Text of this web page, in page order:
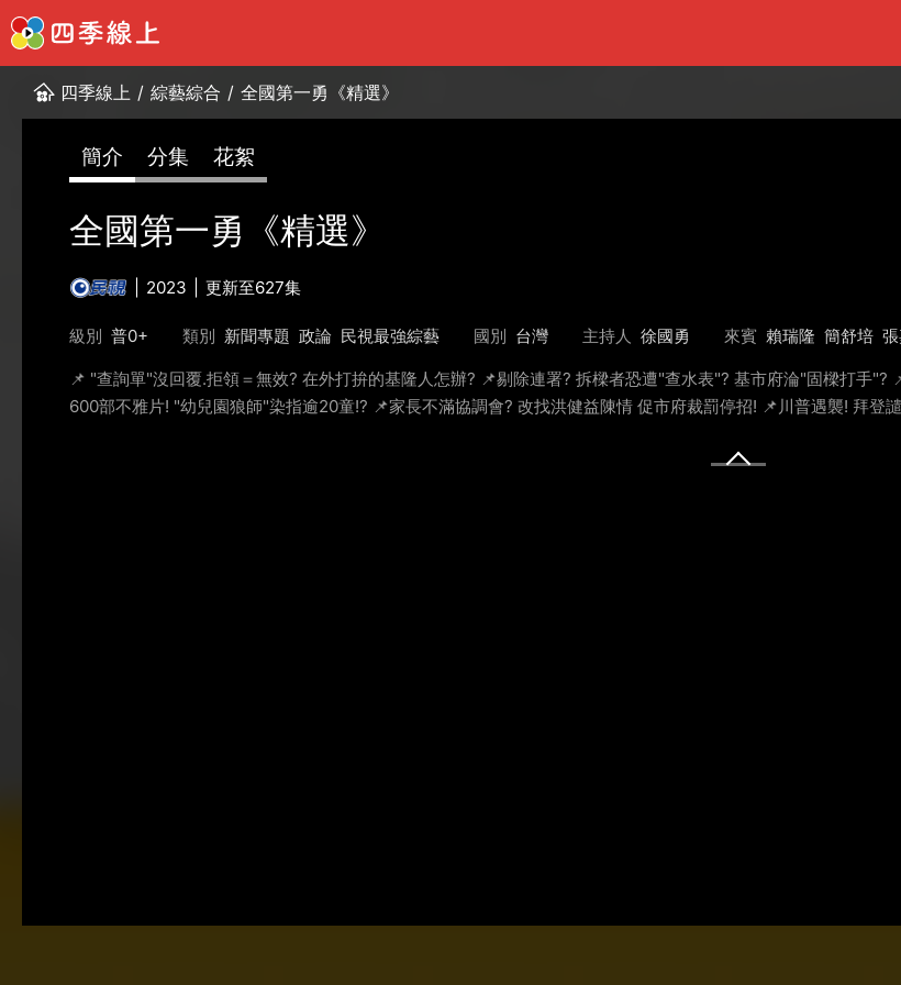
四季線上 / 綜藝綜合 / 全國第一勇《精選》
簡介 分集 花絮
全國第一勇《精選》
2023 更新至627集
級別 普0+ 類別 新聞專題 政論 民視最強綜藝 國別 台灣 主持人 徐國勇 來賓 賴瑞隆 簡舒培
📌 "查詢單"沒回覆.拒領＝無效? 在外打拚的基隆人怎辦? 📌剔除連署? 拆樑者恐遭"查水表"? 基市府淪"固樑打手
600部不雅片! "幼兒園狼師"染指逾20童!? 📌家長不滿協調會? 改找洪健益陳情 促市府裁罰停招! 📌川普遇襲! 拜登